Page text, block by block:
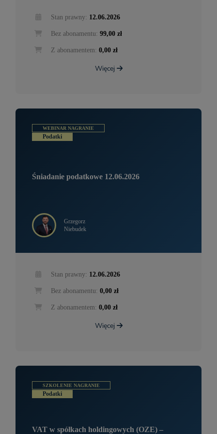
Stan prawny: 12.06.2026
Bez abonamentu: 99,00 zł
Z abonamentem: 0,00 zł
Więcej
WEBINAR NAGRANIE
Podatki
Śniadanie podatkowe 12.06.2026
Grzegorz
Niebudek
Stan prawny: 12.06.2026
Bez abonamentu: 0,00 zł
Z abonamentem: 0,00 zł
Więcej
SZKOLENIE NAGRANIE
Podatki
VAT w spółkach holdingowych (OZE) –